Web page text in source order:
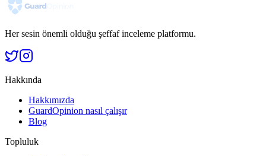
Her sesin önemli olduğu şeffaf inceleme platformu.
Hakkında
Hakkımızda
GuardOpinion nasıl çalışır
Blog
Topluluk